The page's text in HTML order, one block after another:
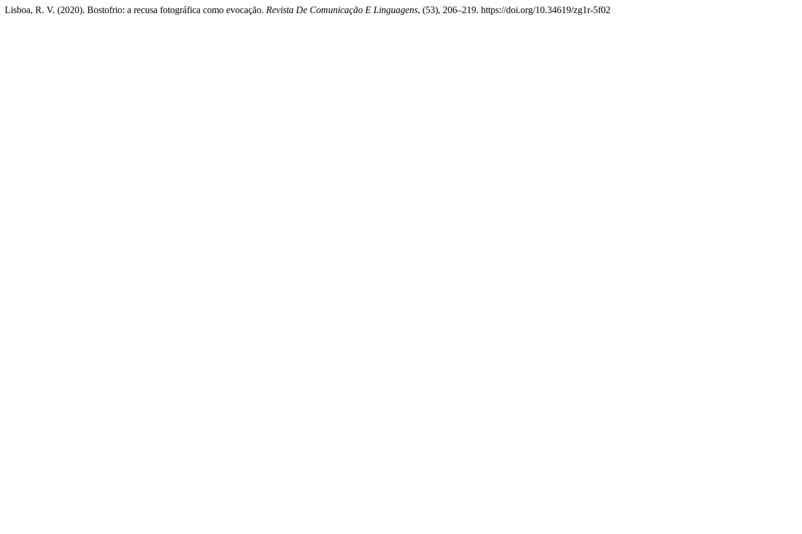
Lisboa, R. V. (2020). Bostofrio: a recusa fotográfica como evocação. Revista De Comunicação E Linguagens, (53), 206–219. https://doi.org/10.34619/zg1r-5f02